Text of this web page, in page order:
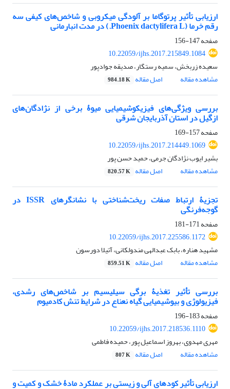
ارزیابی تأثیر پرتوگاما بر آلودگی میکروبی و شاخص‌های کیفی سه
رقم خرما (Phoenix dactylifera L.) در مدت انبارمانی
صفحه147-156
10.22059/ijhs.2017.215849.1084
سعیده زربخش، سمیه رستگار، صدیقه جوادپور
مشاهده مقاله
اصل مقاله 984.18 K
بررسی ویژگی‌های فیزیکوشیمیایی میوۀ برخی از نژادگان‌های
ازگیل در استان آذربایجان شرقی
صفحه157-169
10.22059/ijhs.2017.214449.1069
بشیر ایوب نژادگان جرمی، حمید حسن پور
مشاهده مقاله
اصل مقاله 820.57 K
تجزیۀ ارتباط صفات ریخت‌شناختی با نشانگرهای ISSR در
گوجه‌فرنگی
صفحه171-181
10.22059/ijhs.2017.225586.1172
مشهید هناره، بابک عبدالهی مندولکانی، آتیلا دورسون
مشاهده مقاله
اصل مقاله 859.51 K
بررسی تأثیر تغذیۀ برگی سیلیسیم بر شاخص‌های رشدی،
فیزیولوژی و بیوشیمیایی گیاه نعناع در شرایط تنش کادمیوم
صفحه183-196
10.22059/ijhs.2017.218536.1110
مهری مهدوی، بهروز اسماعیل پور، حمیده فاطمی
مشاهده مقاله
اصل مقاله 807 K
ارزیابی تأثیر کودهای آلی و زیستی بر عملکرد مادۀ خشک و کمیت و